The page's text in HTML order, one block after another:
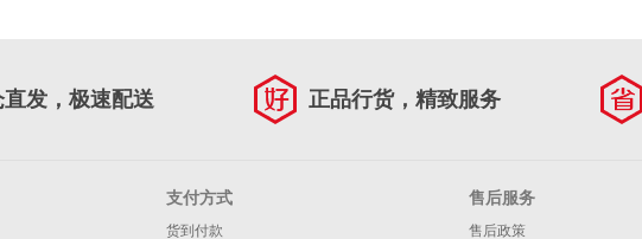
直发，极速配送 正品行货，精致服务
支付方式
货到付款
售后服务
售后政策